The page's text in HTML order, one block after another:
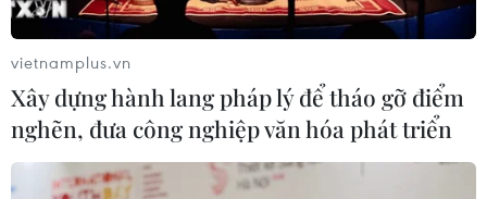
vietnamplus.vn
Xây dựng hành lang pháp lý để tháo gỡ điểm
nghẽn, đưa công nghiệp văn hóa phát triển